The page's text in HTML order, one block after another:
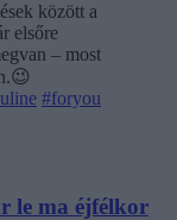
között a
elsőre
– most
#foryou
le ma éjfélkor